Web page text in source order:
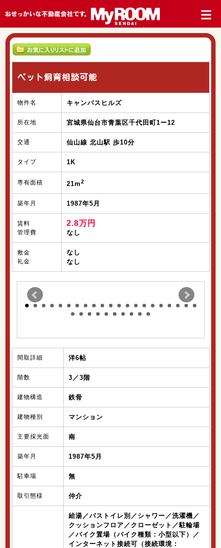
ペット飼育相談可能
物件名 キャンパスヒルズ
所在地 宮城県仙台市青葉区千代田町1ー12
交通 仙山線 北山駅 歩10分
タイプ 1K
専有面積 21m2
築年月 1987年5月
賃料
管理費
2.8万円
なし
敷金
礼金
なし
なし
間取詳細 洋6帖
階数 3／3階
建物構造 鉄骨
建物種別 マンション
主要採光面 南
築年月 1987年5月
駐車場 無
取引態様 仲介
給湯／バストイレ別／シャワー／洗濯機／
クッションフロア／クローゼット／駐輪場
／バイク置場（バイク種類：小型以下）／
インターネット接続可（接続環境：